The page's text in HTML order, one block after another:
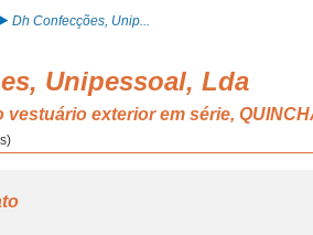
Dh Confecções, Unip...
Unipessoal, Lda
exterior em série,